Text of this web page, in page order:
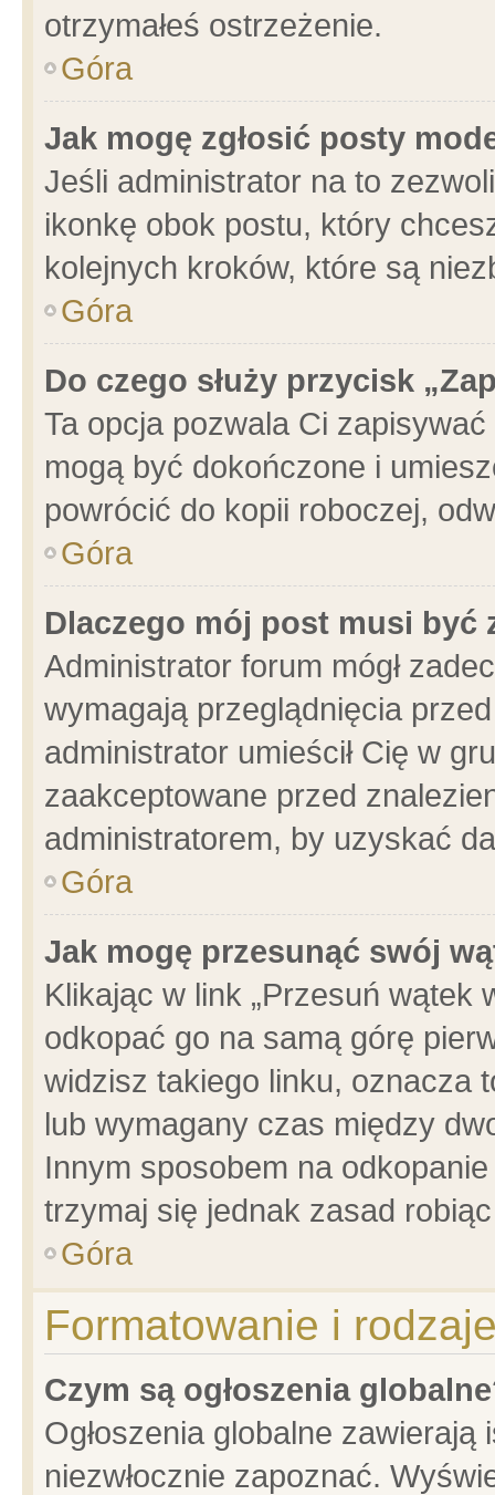
otrzymałeś ostrzeżenie.
Góra
Jak mogę zgłosić posty
Jeśli administrator na to
ikonkę obok postu, który
kolejnych kroków, które są
Góra
Do czego służy przycisk
Ta opcja pozwala Ci
mogą być dokończone i
powrócić do kopii roboczej,
Góra
Dlaczego mój post musi być
Administrator forum mógł
wymagają przeglądnięcia
administrator umieścił Cię w
zaakceptowane przed
administratorem, by uzyskać
Góra
Jak mogę przesunąć swój
Klikając w link „Przesuń wątek
odkopać go na samą górę
widzisz takiego linku, oznacza
lub wymagany czas między
Innym sposobem na
trzymaj się jednak zasad
Góra
Formatowanie i
Czym są ogłoszenia
Ogłoszenia globalne
niezwłocznie zapoznać.